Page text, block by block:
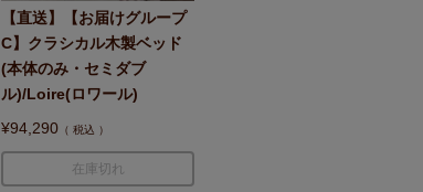
【直送】【お届けグループ
C】クラシカル木製ベッド
(本体のみ・セミダブ
ル)/Loire(ロワール)
¥94,290 税込
在庫切れ